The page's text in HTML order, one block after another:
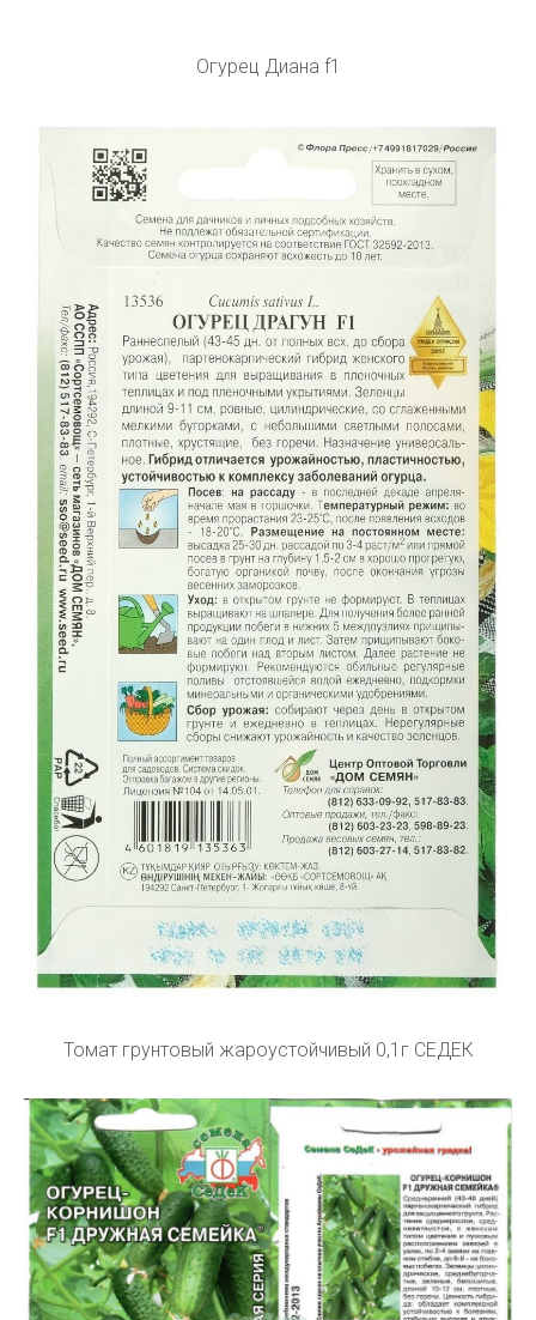
Огурец Диана f1
Томат грунтовый жароустойчивый 0,1г СЕДЕК